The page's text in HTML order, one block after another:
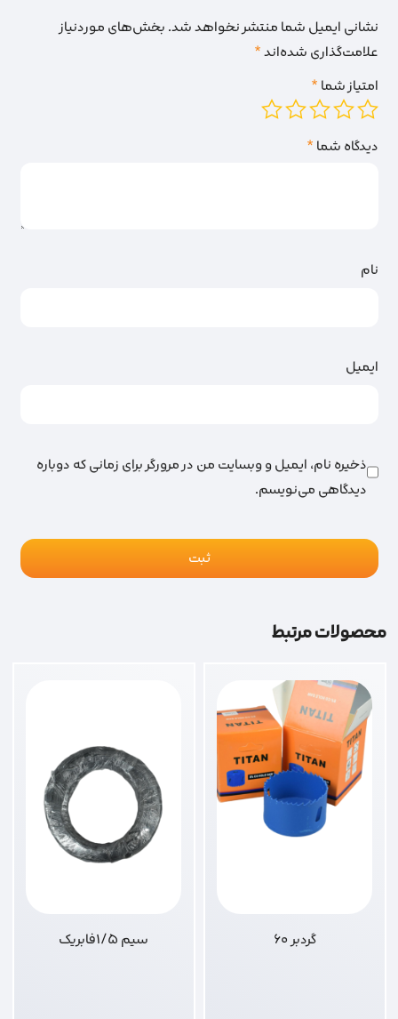
نشانی ایمیل شما منتشر نخواهد شد.بخش‌های موردنیاز
علامت‌گذاری شده‌اند*
امتیاز شما*
دیدگاه شما*
نام
ایمیل
ذخیره نام، ایمیل و وبسایت من در مرورگر برای زمانی که دوباره
دیدگاهی می‌نویسم.
محصولات مرتبط
گردبر 60 سیم 1/5فابریک